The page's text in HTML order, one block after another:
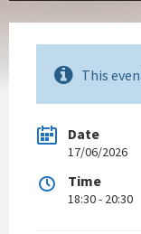
This
Date
17/06/2026
Time
18:30 - 20:30